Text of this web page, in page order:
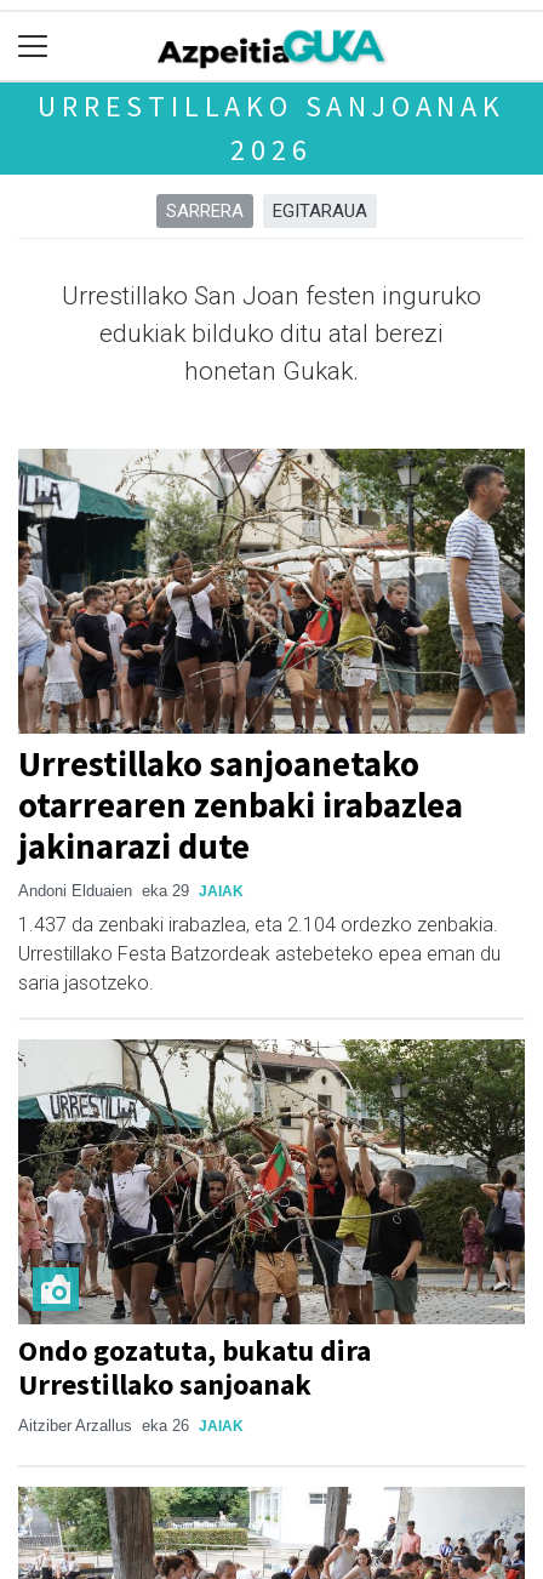
URRESTILLAKO SANJOANAK
2026
SARRERA EGITARAUA
Urrestillako San Joan festen inguruko
edukiak bilduko ditu atal berezi
honetan Gukak.
Urrestillako sanjoanetako
otarrearen zenbaki irabazlea
jakinarazi dute
Andoni Elduaien eka 29 JAIAK
1.437 da zenbaki irabazlea, eta 2.104 ordezko zenbakia.
Urrestillako Festa Batzordeak astebeteko epea eman du
saria jasotzeko.
Ondo gozatuta, bukatu dira
Urrestillako sanjoanak
Aitziber Arzallus eka 26 JAIAK